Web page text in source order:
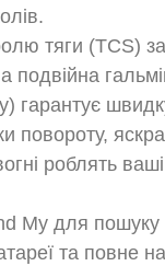
тяги (TCS)
подвійна
гарантує
повороту,
роблять
My для
та повне